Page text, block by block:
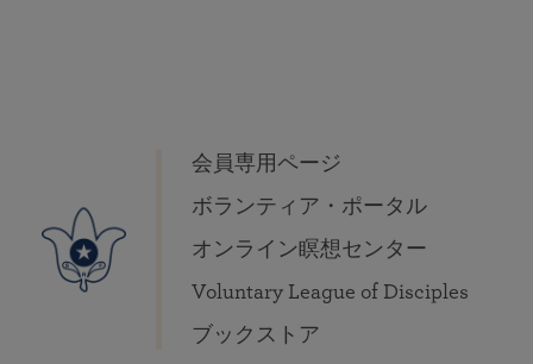
会員専用ページ
ボランティア・ポータル
オンライン瞑想センター
Voluntary League of Disciples
ブックストア